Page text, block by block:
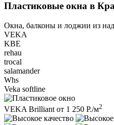
Пластиковые окна в
Окна, балконы и лоджии из
VEKA
KBE
rehau
trocal
salamander
Whs
Veka softline
VEKA Brilliant от 1 250 Р./м2